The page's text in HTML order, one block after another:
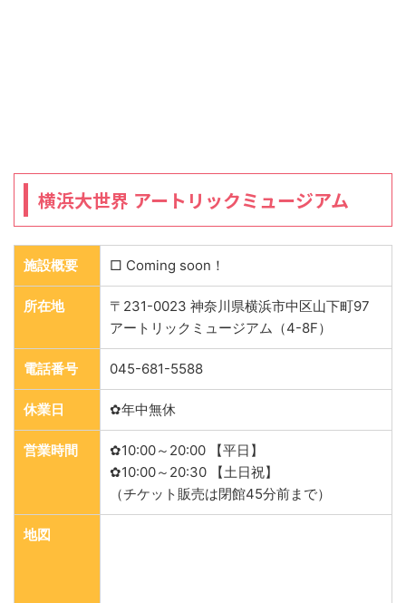
横浜大世界 アートリックミュージアム
施設概要 □ Coming soon！
所在地
〒231-0023 神奈川県横浜市中区山下町97
アートリックミュージアム（4-8F）
電話番号 045-681-5588
休業日 ✿年中無休
営業時間
✿10:00～20:00 【平日】
✿10:00～20:30 【土日祝】
（チケット販売は閉館45分前まで）
地図